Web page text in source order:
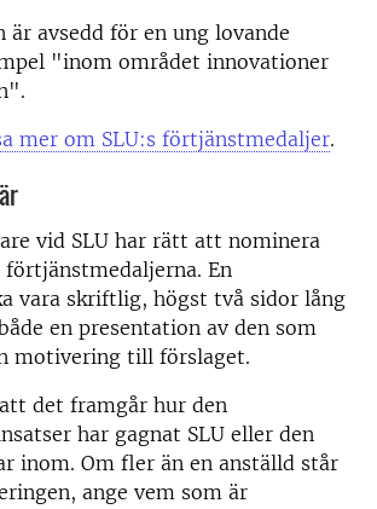
är avsedd för en ung lovande
"inom området innovationer
mer om SLU:s förtjänstmedaljer.
vid SLU har rätt att nominera
En
vara skriftlig, högst två sidor lång
en presentation av den som
motivering till förslaget.
det framgår hur den
har gagnat SLU eller den
inom. Om fler än en anställd står
ange vem som är